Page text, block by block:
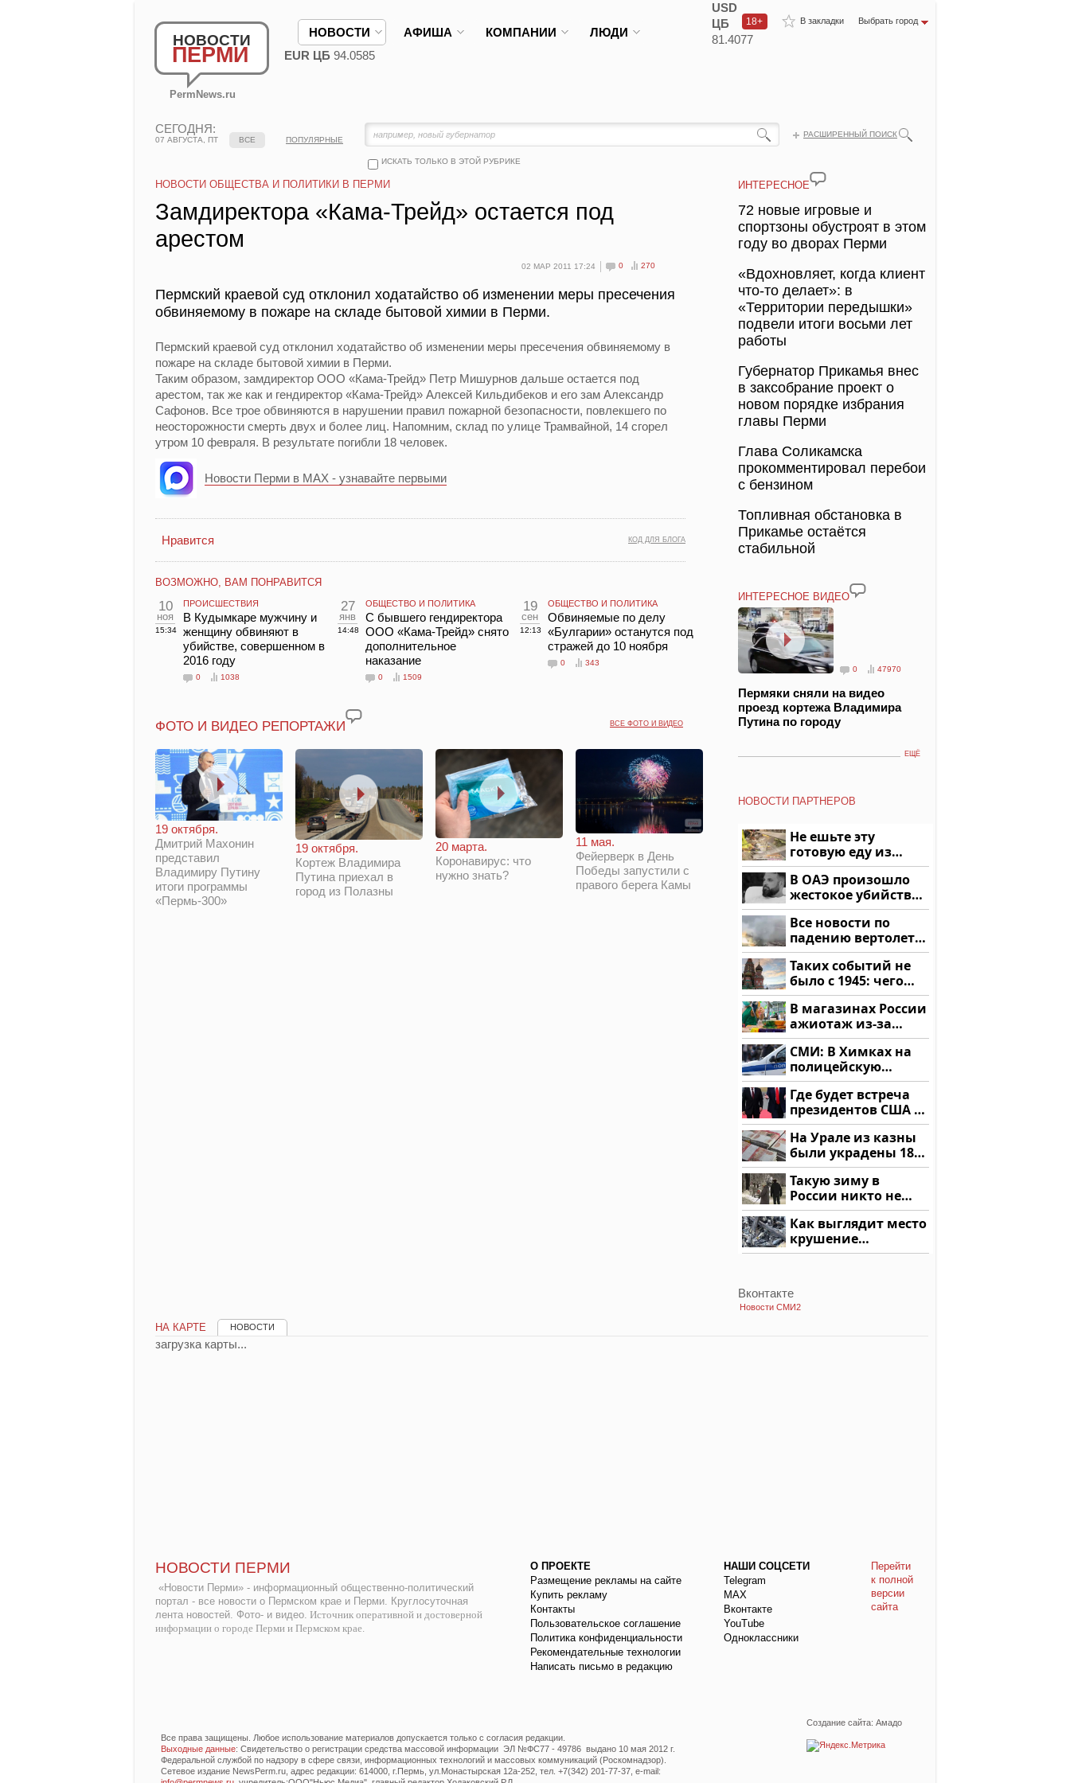
НОВОСТИ
ПЕРМИ
PermNews.ru
В закладки Выбрать город
18+
НОВОСТИ АФИША КОМПАНИИ ЛЮДИ
USD
ЦБ
81.4077
EUR ЦБ 94.0585
СЕГОДНЯ:
07 АВГУСТА, ПТ
РАСШИРЕННЫЙ ПОИСК
ИСКАТЬ ТОЛЬКО В ЭТОЙ РУБРИКЕ
ВСЕ ПОПУЛЯРНЫЕ
НОВОСТИ ОБЩЕСТВА И ПОЛИТИКИ В ПЕРМИ
Замдиректора «Кама-Трейд» остается под
арестом
02 МАР 2011 17:24 0 270
Пермский краевой суд отклонил ходатайство об изменении меры пресечения
обвиняемому в пожаре на складе бытовой химии в Перми.
Пермский краевой суд отклонил ходатайство об изменении меры пресечения обвиняемому в
пожаре на складе бытовой химии в Перми.
Таким образом, замдиректор ООО «Кама-Трейд» Петр Мишурнов дальше остается под
арестом, так же как и гендиректор «Кама-Трейд» Алексей Кильдибеков и его зам Александр
Сафонов. Все трое обвиняются в нарушении правил пожарной безопасности, повлекшего по
неосторожности смерть двух и более лиц. Напомним, склад по улице Трамвайной, 14 сгорел
утром 10 февраля. В результате погибли 18 человек.
Новости Перми в MAX - узнавайте первыми
КОД ДЛЯ БЛОГА
Нравится
ВОЗМОЖНО, ВАМ ПОНРАВИТСЯ
10
ноя
15:34
ПРОИСШЕСТВИЯ
В Кудымкаре мужчину и
женщину обвиняют в
убийстве, совершенном в
2016 году
0 1038
27
янв
14:48
ОБЩЕСТВО И ПОЛИТИКА
С бывшего гендиректора
ООО «Кама-Трейд» снято
дополнительное
наказание
0 1509
19
сен
12:13
ОБЩЕСТВО И ПОЛИТИКА
Обвиняемые по делу
«Булгарии» останутся под
стражей до 10 ноября
0 343
ВСЕ ФОТО И ВИДЕО
ФОТО И ВИДЕО РЕПОРТАЖИ
19 октября.
Дмитрий Махонин
представил
Владимиру Путину
итоги программы
«Пермь-300»
19 октября.
Кортеж Владимира
Путина приехал в
город из Полазны
20 марта.
Коронавирус: что
нужно знать?
11 мая.
Фейерверк в День
Победы запустили с
правого берега Камы
ИНТЕРЕСНОЕ
72 новые игровые и
спортзоны обустроят в этом
году во дворах Перми
«Вдохновляет, когда клиент
что-то делает»: в
«Территории передышки»
подвели итоги восьми лет
работы
Губернатор Прикамья внес
в заксобрание проект о
новом порядке избрания
главы Перми
Глава Соликамска
прокомментировал перебои
с бензином
Топливная обстановка в
Прикамье остаётся
стабильной
ИНТЕРЕСНОЕ ВИДЕО
0 47970
Пермяки сняли на видео
проезд кортежа Владимира
Путина по городу
ЕЩЁ
НОВОСТИ ПАРТНЕРОВ
Не ешьте эту
готовую еду из
магазина: список
В ОАЭ произошло
жестокое убийство
криптомиллионера
Все новости по
падению вертолета
на Кавказе: читать
здесь
Таких событий не
было с 1945: чего
ждать всем нам?
В магазинах России
ажиотаж из-за
этого продукта: что
купить?
СМИ: В Химках на
полицейскую
машину напали и
подожгли.
Где будет встреча
президентов США и
России: Европа?
На Урале из казны
были украдены 18
миллионов рублей
Такую зиму в
России никто не
ждал: как так?!
Как выглядит место
крушение
вертолета на
Вконтакте
Новости СМИ2
НА КАРТЕ НОВОСТИ
загрузка карты...
НОВОСТИ ПЕРМИ
«Новости Перми» - информационный общественно-политический
портал - все новости о Пермском крае и Перми. Круглосуточная
лента новостей. Фото- и видео. Источник оперативной и достоверной
информации о городе Перми и Пермском крае.
О ПРОЕКТЕ
Размещение рекламы на сайте
Купить рекламу
Контакты
Пользовательское соглашение
Политика конфиденциальности
Рекомендательные технологии
Написать письмо в редакцию
НАШИ СОЦСЕТИ
Telegram
МАХ
Вконтакте
YouTube
Одноклассники
Перейти
к полной
версии
сайта
Создание сайта: Амадо
Все права защищены. Любое использование материалов допускается только с согласия редакции.
Выходные данные: Свидетельство о регистрации средства массовой информации ЭЛ №ФС77 - 49786 выдано 10 мая 2012 г.
Федеральной службой по надзору в сфере связи, информационных технологий и массовых коммуникаций (Роскомнадзор).
Сетевое издание NewsPerm.ru, адрес редакции: 614000, г.Пермь, ул.Монастырская 12а-252, тел. +7(342) 201-77-37, e-mail: